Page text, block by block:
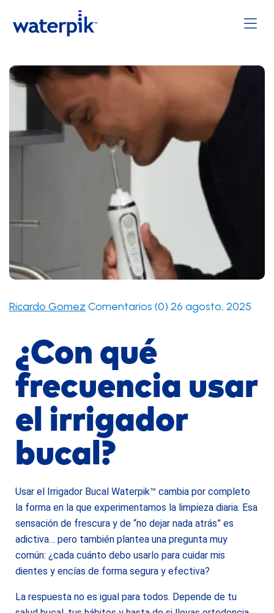
Ricardo Gomez Comentarios (0) 26 agosto, 2025
¿Con qué
frecuencia usar
el irrigador
bucal?
Usar el Irrigador Bucal Waterpik™ cambia por completo
la forma en la que experimentamos la limpieza diaria. Esa
sensación de frescura y de “no dejar nada atrás” es
adictiva… pero también plantea una pregunta muy
común: ¿cada cuánto debo usarlo para cuidar mis
dientes y encías de forma segura y efectiva?
La respuesta no es igual para todos. Depende de tu